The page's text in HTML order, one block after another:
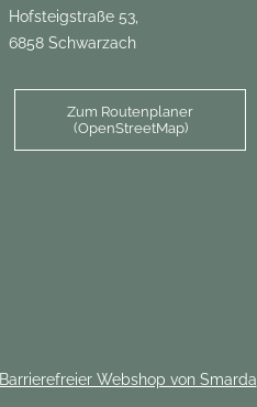
Hofsteigstraße 53,
6858 Schwarzach
Zum Routenplaner
(OpenStreetMap)
Barrierefreier Webshop von Smarda